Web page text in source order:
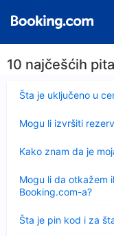
10 najčešćih
Šta je uključeno u
Sažeto
Mogu li izvršiti
Kako znam da je
Mogu li da otkažem
Booking.com-a?
Šta je pin kod i za
Sažeto